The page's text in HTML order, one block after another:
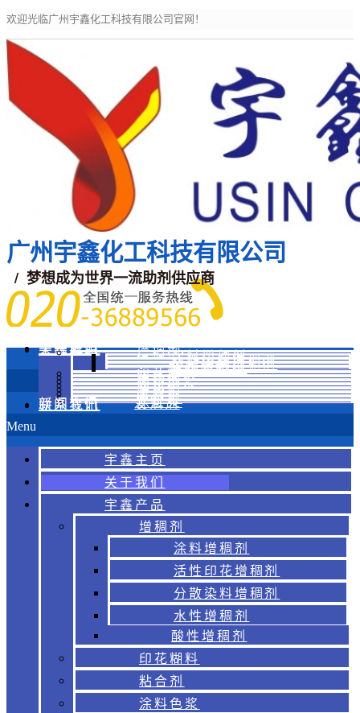
欢迎光临广州宇鑫化工科技有限公司官网！
广州宇鑫化工科技有限公司
/ 梦想成为世界一流助剂供应商
宇鑫主页
关于我们
宇鑫产品 增稠剂涂料增稠剂
活性印花增稠剂
分散染料增稠剂
水性增稠剂
酸性增稠剂
印花糊料
粘合剂
涂料色浆
乳化剂
金葱浆
胶浆
烫金浆
涂层浆
发泡剂
新闻资讯
联系我们
Menu
宇鑫主页
关于我们
宇鑫产品
增稠剂
涂料增稠剂
活性印花增稠剂
分散染料增稠剂
水性增稠剂
酸性增稠剂
印花糊料
粘合剂
涂料色浆